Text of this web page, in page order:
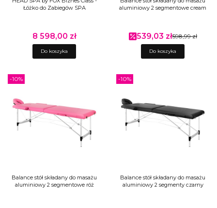
Łóżko do Zabiegów SPA
Cena
8 598,00 zł
Do koszyka
aluminiowy 2 segmentowe cream
Cena promocyjna
539,03 zł598,99 zł
Do koszyka
Balance stół składany do masażu
aluminiowy 2 segmentowe róż
-10%
Balance stół składany do masażu
aluminiowy 2 segmenty czarny
-10%